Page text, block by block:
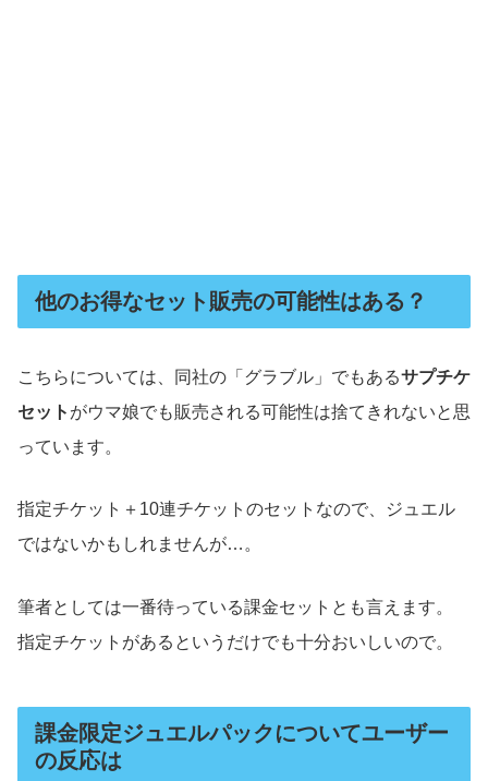
他のお得なセット販売の可能性はある？
こちらについては、同社の「グラブル」でもあるサプチケ
セット がウマ娘でも販売される可能性は捨てきれないと思
っています。
指定チケット＋10連チケットのセットなので、ジュエル
ではないかもしれませんが…。
筆者としては一番待っている課金セットとも言えます。
指定チケットがあるというだけでも十分おいしいので。
課金限定ジュエルパックについてユーザー
の反応は